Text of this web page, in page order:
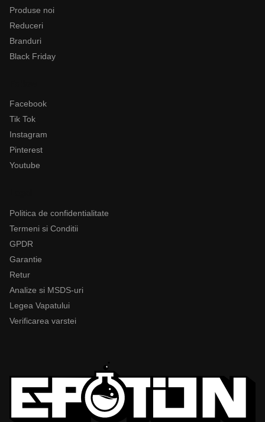
Produse noi
Reduceri
Branduri
Black Friday
Facebook
Tik Tok
Instagram
Pinterest
Youtube
Politica de confidentialitate
Termeni si Conditii
GPDR
Garantie
Retur
Analize si MSDS-uri
Legea Vapatului
Verificarea varstei